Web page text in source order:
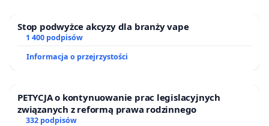
Stop podwyżce akcyzy dla branży vape
1 400 podpisów
Informacja o przejrzystości
PETYCJA o kontynuowanie prac legislacyjnych
związanych z reformą prawa rodzinnego
332 podpisów